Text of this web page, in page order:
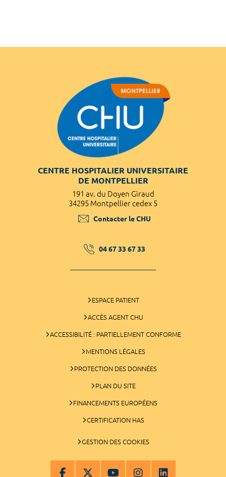
CENTRE HOSPITALIER UNIVERSITAIRE
DE MONTPELLIER
191 av. du Doyen Giraud
34295 Montpellier cedex 5
Contacter le CHU
04 67 33 67 33
ESPACE PATIENT
ACCÈS AGENT CHU
ACCESSIBILITÉ : PARTIELLEMENT CONFORME
MENTIONS LÉGALES
PROTECTION DES DONNÉES
PLAN DU SITE
FINANCEMENTS EUROPÉENS
CERTIFICATION HAS
GESTION DES COOKIES